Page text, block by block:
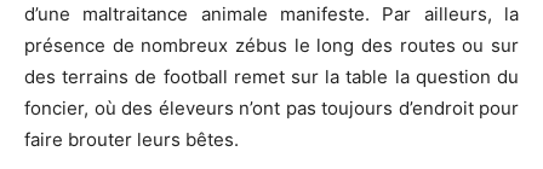
d’une maltraitance animale manifeste. Par ailleurs, la
présence de nombreux zébus le long des routes ou sur
des terrains de football remet sur la table la question du
foncier, où des éleveurs n’ont pas toujours d’endroit pour
faire brouter leurs bêtes.